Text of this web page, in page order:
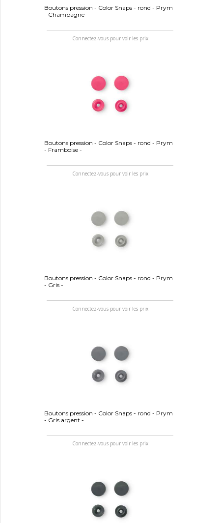
Boutons pression - Color Snaps - rond - Prym
- Champagne
Connectez-vous pour voir les prix
Boutons pression - Color Snaps - rond - Prym
- Framboise -
Connectez-vous pour voir les prix
Boutons pression - Color Snaps - rond - Prym
- Gris -
Connectez-vous pour voir les prix
Boutons pression - Color Snaps - rond - Prym
- Gris argent -
Connectez-vous pour voir les prix